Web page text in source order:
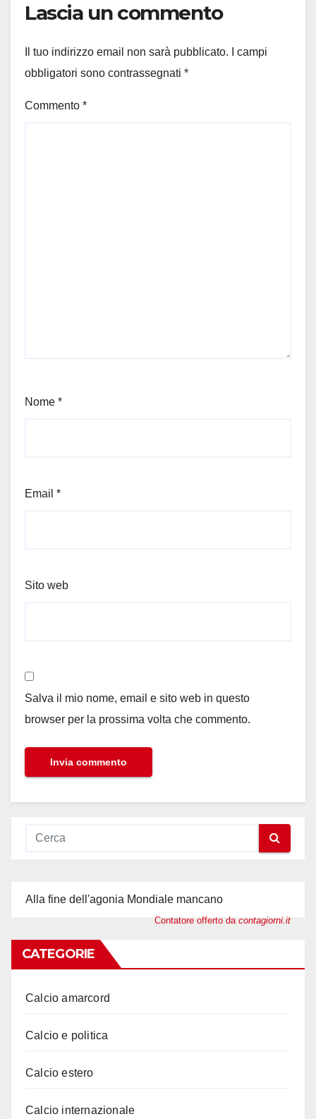
Lascia un commento
Il tuo indirizzo email non sarà pubblicato.
I campi
obbligatori sono contrassegnati *
Commento *
Nome *
Email *
Sito web
Salva il mio nome, email e sito web in questo
browser per la prossima volta che commento.
Alla fine dell'agonia Mondiale mancano
Contatore offerto da contagiorni.it
CATEGORIE
Calcio amarcord
Calcio e politica
Calcio estero
Calcio internazionale